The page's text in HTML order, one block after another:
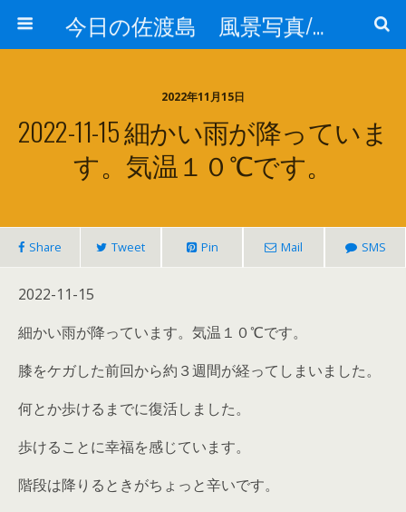
今日の佐渡島 風景写真/天気/お酒/お米/温泉
2022年11月15日
2022-11-15 細かい雨が降っていま
す。気温１０℃です。
Share Tweet Pin Mail SMS
2022-11-15
細かい雨が降っています。気温１０℃です。
膝をケガした前回から約３週間が経ってしまいました。
何とか歩けるまでに復活しました。
歩けることに幸福を感じています。
階段は降りるときがちょっと辛いです。